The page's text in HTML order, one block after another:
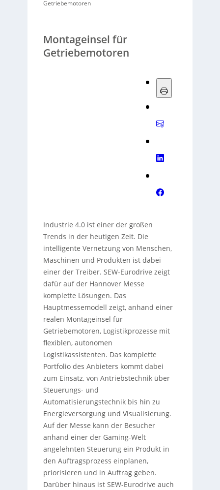
Getriebemotoren
Montageinsel für
Getriebemotoren
Industrie 4.0 ist einer der großen
Trends in der heutigen Zeit. Die
intelligente Vernetzung von Menschen,
Maschinen und Produkten ist dabei
einer der Treiber. SEW-Eurodrive zeigt
dafür auf der Hannover Messe
komplette Lösungen. Das
Hauptmessemodell zeigt, anhand einer
realen Montageinsel für
Getriebemotoren, Logistikprozesse mit
flexiblen, autonomen
Logistikassistenten. Das komplette
Portfolio des Anbieters kommt dabei
zum Einsatz, von Antriebstechnik über
Steuerungs- und
Automatisierungstechnik bis hin zu
Energieversorgung und Visualisierung.
Auf der Messe kann der Besucher
anhand einer der Gaming-Welt
angelehnten Steuerung ein Produkt in
den Auftragsprozess einplanen,
priorisieren und in Auftrag geben.
Darüber hinaus ist SEW-Eurodrive auch